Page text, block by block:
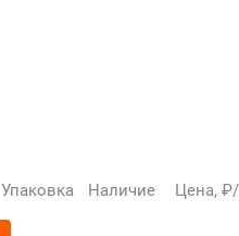
Упаковка Наличие Цена,